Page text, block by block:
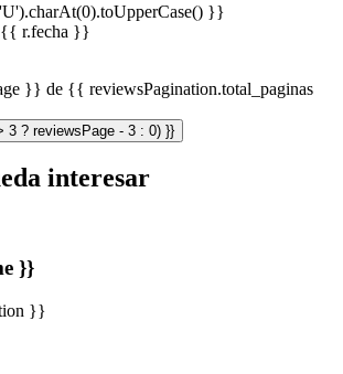
}}
{{ r.fecha }}
}} de {{ reviewsPagination.total_paginas
3 ? reviewsPage - 3 : 0) }}
interesar
}}
}}